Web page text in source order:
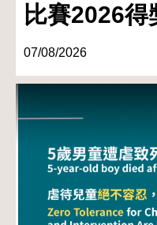
比賽2026
07/08/2026